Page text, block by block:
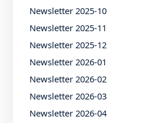
Newsletter 2025-10
Newsletter 2025-11
Newsletter 2025-12
Newsletter 2026-01
Newsletter 2026-02
Newsletter 2026-03
Newsletter 2026-04